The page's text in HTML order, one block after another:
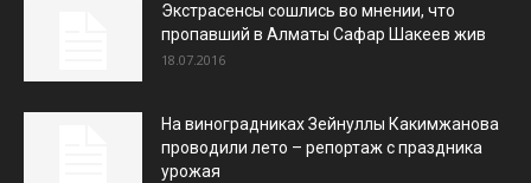
Экстрасенсы сошлись во мнении, что
пропавший в Алматы Сафар Шакеев жив
18.07.2016
На виноградниках Зейнуллы Какимжанова
проводили лето – репортаж с праздника
урожая